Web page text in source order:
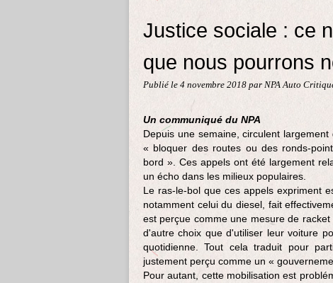
Justice sociale : ce
que nous pourrons
Publié le 4 novembre 2018 par NPA Auto
Un communiqué du NPA
Depuis une semaine, circulent
« bloquer des routes ou des ronds-
bord ». Ces appels ont été largement
un écho dans les milieux populaires.
Le ras-le-bol que ces appels expriment
notamment celui du diesel, fait
est perçue comme une mesure de
d'autre choix que d'utiliser leur voiture
quotidienne. Tout cela traduit pour
justement perçu comme un «
Pour autant, cette mobilisation est